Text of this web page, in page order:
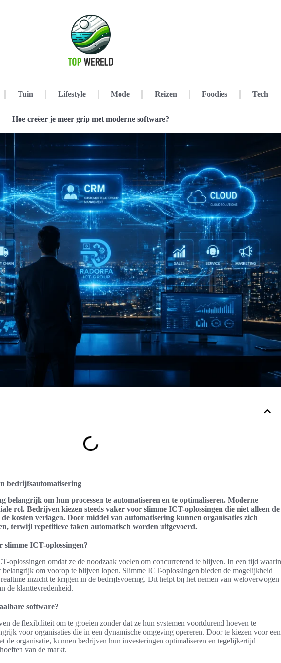
Tuin Lifestyle Mode Reizen Foodies Tech
Hoe creëer je meer grip met moderne software?
bedrijfsautomatisering
belangrijk om hun processen te automatiseren en te optimaliseren. Moderne
rol. Bedrijven kiezen steeds vaker voor slimme ICT-oplossingen die niet alleen de
kosten verlagen. Door middel van automatisering kunnen organisaties zich
terwijl repetitieve taken automatisch worden uitgevoerd.
ICT-oplossingen?
oplossingen omdat ze de noodzaak voelen om concurrerend te blijven. In een tijd waarin
belangrijk om voorop te blijven lopen. Slimme ICT-oplossingen bieden de mogelijkheid
inzicht te krijgen in de bedrijfsvoering. Dit helpt bij het nemen van weloverwogen
de klanttevredenheid.
software?
de flexibiliteit om te groeien zonder dat ze hun systemen voortdurend hoeven te
voor organisaties die in een dynamische omgeving opereren. Door te kiezen voor een
de organisatie, kunnen bedrijven hun investeringen optimaliseren en tegelijkertijd
van de markt.